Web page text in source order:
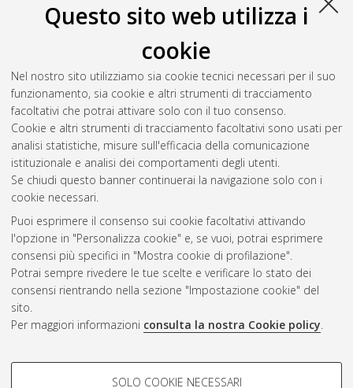
Questo sito web utilizza i
cookie
Nel nostro sito utilizziamo sia cookie tecnici necessari per il suo
funzionamento, sia cookie e altri strumenti di tracciamento
facoltativi che potrai attivare solo con il tuo consenso.
Cookie e altri strumenti di tracciamento facoltativi sono usati per
analisi statistiche, misure sull'efficacia della comunicazione
istituzionale e analisi dei comportamenti degli utenti.
Se chiudi questo banner continuerai la navigazione solo con i
cookie necessari.
Puoi esprimere il consenso sui cookie facoltativi attivando
l'opzione in "Personalizza cookie" e, se vuoi, potrai esprimere
consensi più specifici in "Mostra cookie di profilazione".
Potrai sempre rivedere le tue scelte e verificare lo stato dei
consensi rientrando nella sezione "Impostazione cookie" del
sito.
Per maggiori informazioni consulta la nostra Cookie policy.
COOKIE DI PROFILAZIONE -
SOLO COOKIE NECESSARI
Orrico, Catia(2009) Diabete ed ischemia critica degli arti
inferiori. Studio del danno della parete arteriosa e del ruolo
dell'endotelio circolante nella riparazione tessutale e nella
, [Dissertation thesis], Alma Mater Studiorum
Università di Bologna. Dottorato di ricerca inMetodologie di
ricerca nelle malattie vascolari, 21 Ciclo. DOI
10.6092/unibo/amsdottorato/1739.
Questa lista e' stata generata ilFri Aug 7 20:32:19 2026 CEST
Atom
Rss 1.0
Rss 2.0
ISSN: 2038-7946
Impostazioni Cookie
Informativa sulla privacy